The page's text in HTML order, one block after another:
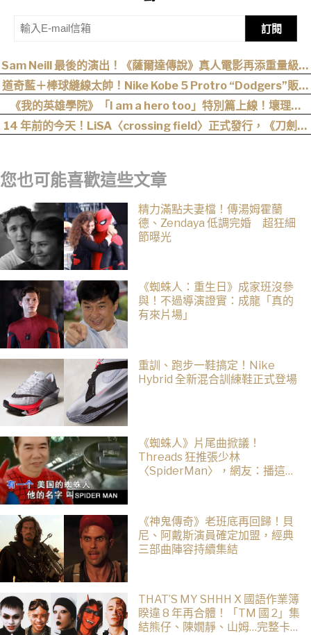
訂閱
Sam Neill 最後的演出！《薩爾達傳說》真人電影再添重量級卡
司
道奇藍＋棒球縫線太帥！Nike Kobe 5 Protro “Dodgers”販售
資訊釋出
《我的英雄學院》「I am a hero too」特別篇上線！壞理版
〈Hero too〉正式公開！
14 年前的今天！LiSA〈crossing field〉正式發行，《刀劍神
您也可能喜歡這些文章
精力滿點夫妻檔！傳湯姆霍蘭
德、Zendaya 低調完婚 超狂細
節曝光
《蜘蛛人：重生日》成家班沒參
與！不過導演證實：成龍「真的
有來片場」
重訓、跑步一鞋搞定！Nike
Hybrid 全新混合訓練鞋正式登場
《蜘蛛人》片尾曲掀議！
Threads 狂推張少林
〈SpiderMan〉，網友：播這個
《神鬼傳奇》老班底再回歸！貝
尼、阿戴斯演員確定加盟，經典
三部曲陣容持續集結
THAT’S MY SHHH X 國語作業簿
睽違 8 年再合體！「TM 國 2」集
結熊仔、陳嫺靜、山姆…完整卡